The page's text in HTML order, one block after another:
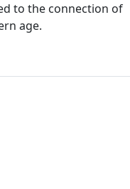
to the connection of
age.